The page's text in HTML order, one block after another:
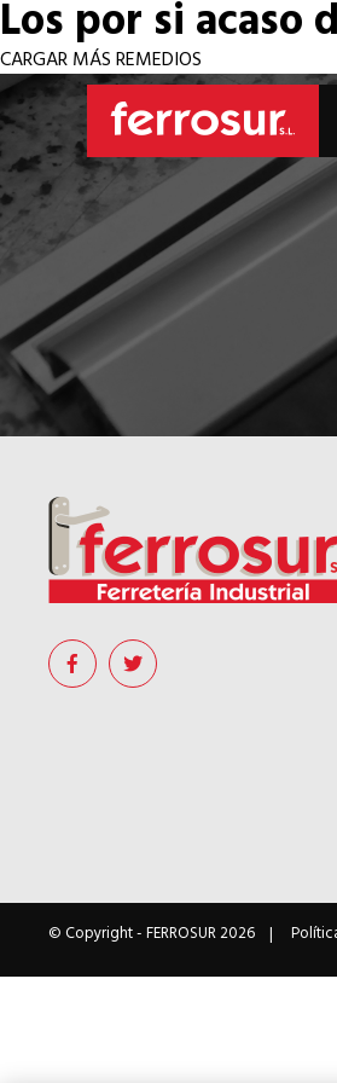
Los por si acaso
CARGAR MÁS REMEDIOS
© Copyright -FERROSUR2026